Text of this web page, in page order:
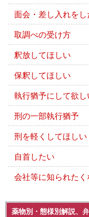
面会・差し入れをし
取調べの受け方
釈放してほしい
保釈してほしい
執行猶予にして欲し
刑の一部執行猶予
刑を軽くしてほしい
自首したい
会社等に知られたく
薬物別・態様別解説、